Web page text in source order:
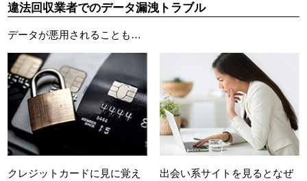
違法回収業者でのデータ漏洩トラブル
データが悪用されることも…
クレジットカードに 見に覚え
出会い系サイトを見ると なぜ